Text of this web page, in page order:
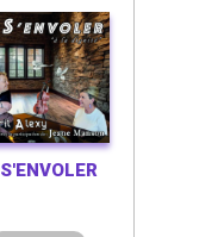
S'ENVOLER